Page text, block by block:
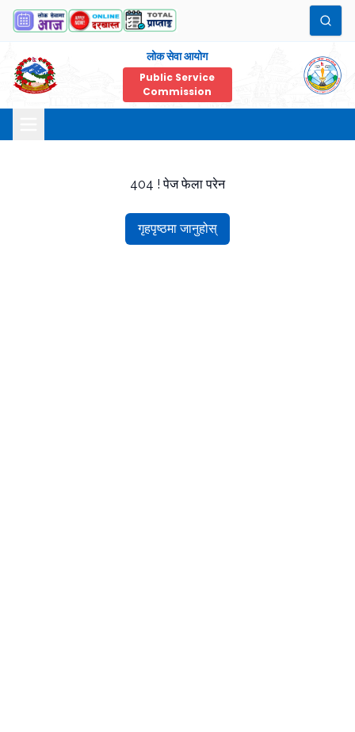
लोक सेवा आयोग
Public Service
Commission
404 ! पेज फेला परेन
गृहपृष्ठमा जानुहोस्